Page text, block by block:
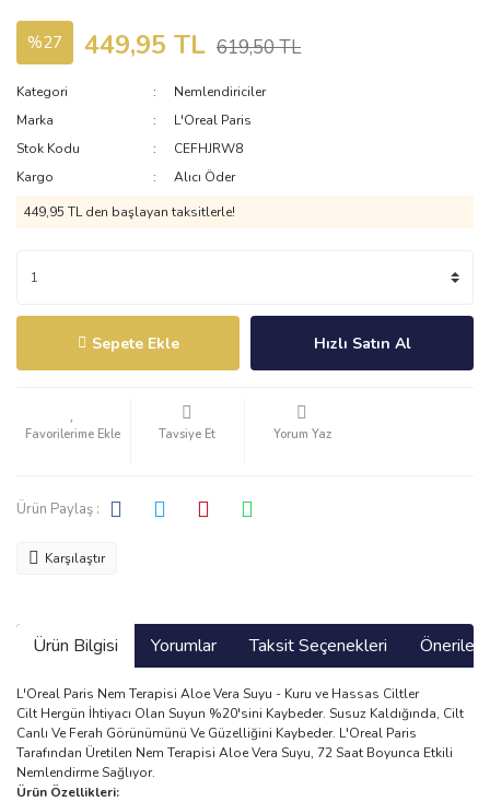
%27 449,95 TL 619,50 TL
Kategori
Nemlendiriciler
Marka
L'Oreal Paris
Stok Kodu
CEFHJRW8
Kargo
Alıcı Öder
449,95 TL den başlayan taksitlerle!
Sepete Ekle Hızlı Satın Al
Tavsiye Et Yorum Yaz
Ürün Paylaş :
Karşılaştır
Ürün Bilgisi Yorumlar Taksit Seçenekleri
L'Oreal Paris Nem Terapisi Aloe Vera Suyu - Kuru ve Hassas Ciltler
Cilt Hergün İhtiyacı Olan Suyun %20'sini Kaybeder. Susuz Kaldığında, Cilt
Canlı Ve Ferah Görünümünü Ve Güzelliğini Kaybeder. L'Oreal Paris
Tarafından Üretilen Nem Terapisi Aloe Vera Suyu, 72 Saat Boyunca Etkili
Nemlendirme Sağlıyor.
Ürün Özellikleri: